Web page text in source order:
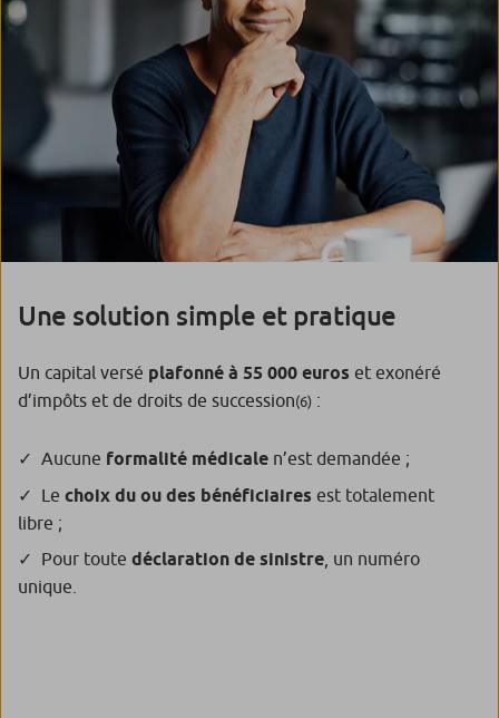
Une solution simple et pratique
Un capital versé plafonné à 55 000 euros et exonéré
d’impôts et de droits de succession(6) :
Aucune formalité médicale n’est demandée ;
Le choix du ou des bénéficiaires est totalement
libre ;
Pour toute déclaration de sinistre , un numéro
unique.